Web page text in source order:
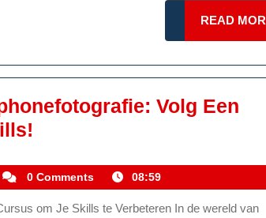
READ
Volg Een
In
Smartphonefotografie:
kemmelhistoric
0 Comments 08:59